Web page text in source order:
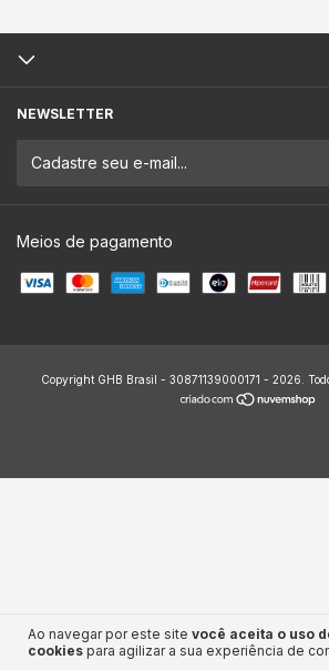
Ao navegar por este site você aceita o uso
cookies para agilizar a sua experiência de
NEWSLETTER
Meios de pagamento
Copyright GHB Brasil - 30871139000171 - 2026.